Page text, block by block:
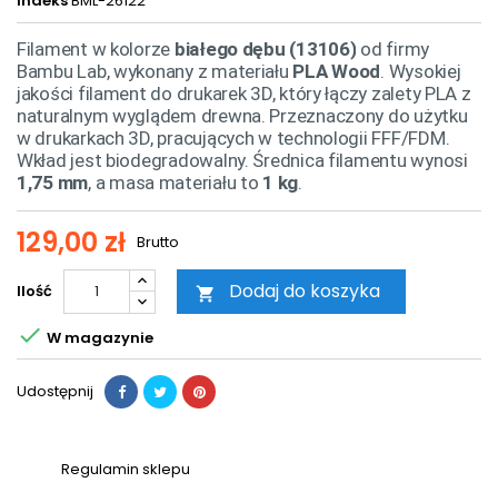
Filament w kolorze białego dębu (13106) od firmy
Bambu Lab, wykonany z materiału PLA Wood. Wysokiej
jakości filament do drukarek 3D, który łączy zalety PLA z
naturalnym wyglądem drewna. Przeznaczony do użytku
w drukarkach 3D, pracujących w technologii FFF/FDM.
Wkład jest biodegradowalny. Średnica filamentu wynosi
1,75 mm, a masa materiału to 1 kg.
129,00 zł Brutto
Ilość  Dodaj do koszyka
 W magazynie
Udostępnij
Regulamin sklepu